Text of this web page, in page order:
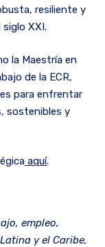
resiliente y
XXI.
la Maestría en
de la ECR,
para enfrentar
sostenibles y
aquí.
empleo,
y el Caribe,